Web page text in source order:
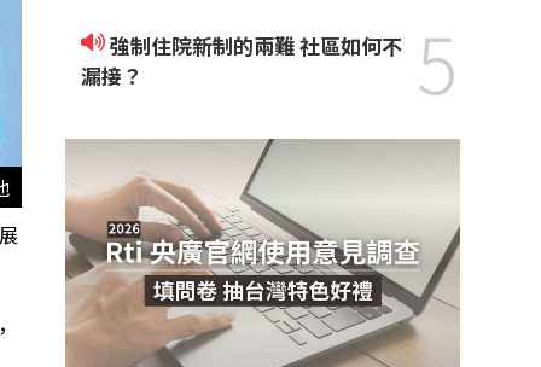
強制住院新制的兩難 社區如何不
漏接？
5